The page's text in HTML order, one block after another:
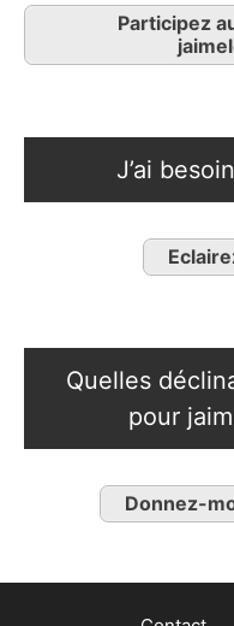
Participez
J’ai
Quelles
pour
Donnez-